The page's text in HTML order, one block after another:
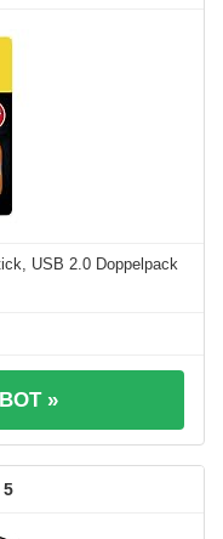
USB 2.0 Doppelpack
»
5